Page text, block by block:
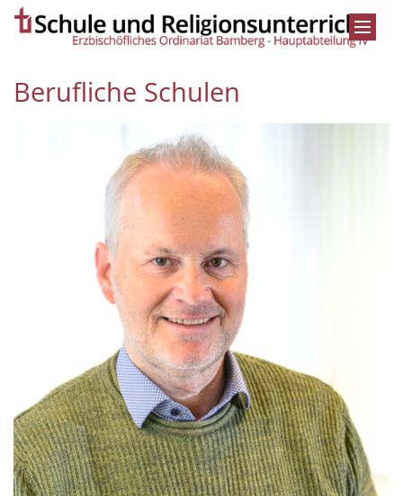
Zum Inhalt springen
Berufliche Schulen